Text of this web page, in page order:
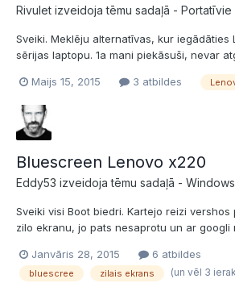
Rivulet izveidoja tēmu sadaļā - Portatīvie
Sveiki. Meklēju alternatīvas, kur iegādāties
sērijas laptopu. 1a mani piekāsuši, nevar
Varu needaudz piemest, ja tiešām ir
nepieciešams pēc iespējas ātrāk.
Maijs 15, 2015 3 atbildes
Bluescreen Lenovo x220
Eddy53 izveidoja tēmu sadaļā -
Sveiki visi Boot biedri. Kartejo reizi
zilo ekranu, jo pats nesaprotu un ar googli
netiek lietotas garumzimes, bet uz shi
nepiecieshamiba pec apostrof...
Janvāris 28, 2015 6 atbildes
bluescree zilais ekrans (un vēl 3